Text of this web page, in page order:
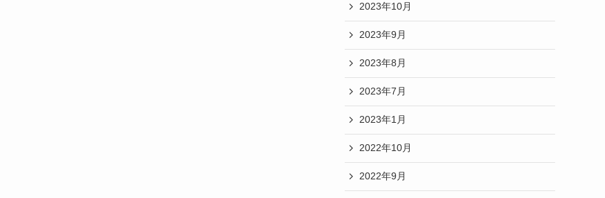
2023年10月
2023年9月
2023年8月
2023年7月
2023年1月
2022年10月
2022年9月